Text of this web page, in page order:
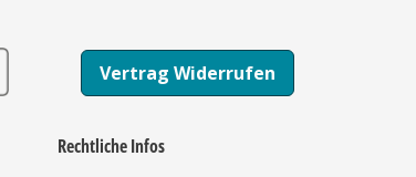
Vertrag Widerrufen
Rechtliche Infos